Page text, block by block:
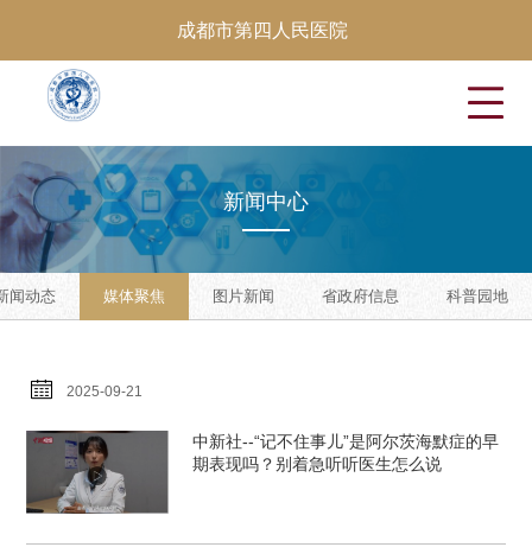
成都市第四人民医院
新闻中心
闻动态 媒体聚焦 图片新闻 省政府信息 科普园地
2025-09-21
中新社--“记不住事儿”是阿尔茨海默症的早
期表现吗？别着急听听医生怎么说